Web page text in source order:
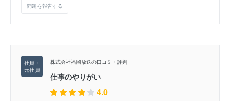
問題を報告する
株式会社福岡放送の口コミ・評判
仕事のやりがい
4.0